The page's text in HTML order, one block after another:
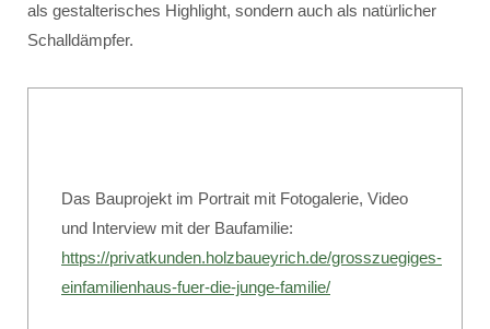
als gestalterisches Highlight, sondern auch als natürlicher
Schalldämpfer.
Das Bauprojekt im Portrait mit Fotogalerie, Video
und Interview mit der Baufamilie:
https://privatkunden.holzbaueyrich.de/grosszuegiges-
einfamilienhaus-fuer-die-junge-familie/